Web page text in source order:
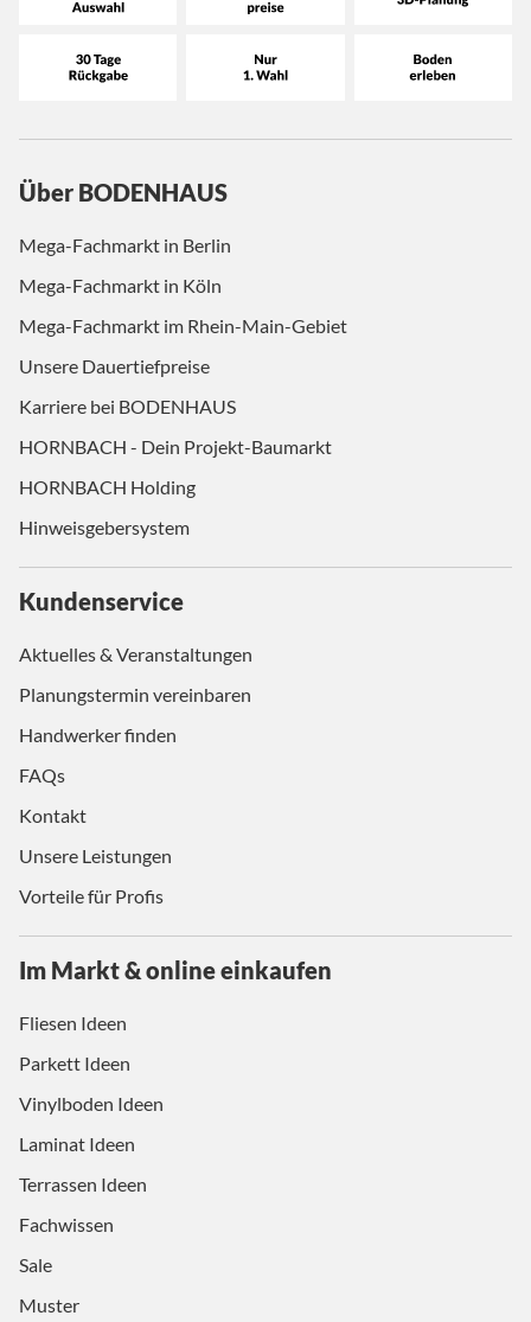
Über BODENHAUS
Mega-Fachmarkt in Berlin
Mega-Fachmarkt in Köln
Mega-Fachmarkt im Rhein-Main-Gebiet
Unsere Dauertiefpreise
Karriere bei BODENHAUS
HORNBACH - Dein Projekt-Baumarkt
HORNBACH Holding
Hinweisgebersystem
Kundenservice
Aktuelles & Veranstaltungen
Planungstermin vereinbaren
Handwerker finden
FAQs
Kontakt
Unsere Leistungen
Vorteile für Profis
Im Markt & online einkaufen
Fliesen Ideen
Parkett Ideen
Vinylboden Ideen
Laminat Ideen
Terrassen Ideen
Fachwissen
Sale
Muster